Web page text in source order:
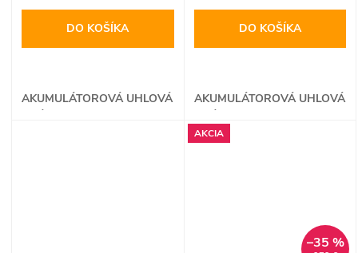
DO KOŠÍKA
AKUMULÁTOROVÁ UHLOVÁ
DO KOŠÍKA
AKUMULÁTOROVÁ UHLOVÁ
AKCIA
–35 %